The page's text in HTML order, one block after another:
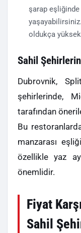
şarap
oldukça
Sahil
Dubrovnik,
şehirlerinde,
tarafından
Bu
manzarası
özellikle yaz
önemlidir.
Fiyat
Sahil